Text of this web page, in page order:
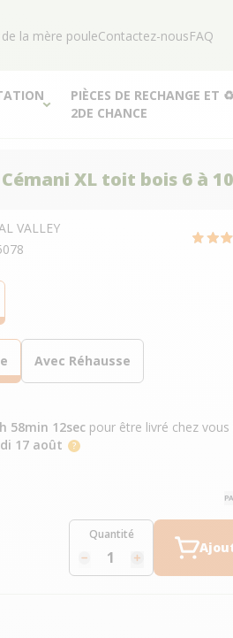
de la mère pouleContactez-nousFAQ
PIÈCES DE RECHANGE ET ♻
2DE CHANCE
XL toit bois 6 à
VALLEY
Avec Réhausse
58min 10secpour être livré chez vous
17 août
Quantité